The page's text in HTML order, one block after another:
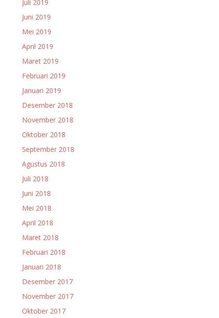
Juli 2019
Juni 2019
Mei 2019
April 2019
Maret 2019
Februari 2019
Januari 2019
Desember 2018
November 2018
Oktober 2018
September 2018
Agustus 2018
Juli 2018
Juni 2018
Mei 2018
April 2018
Maret 2018
Februari 2018
Januari 2018
Desember 2017
November 2017
Oktober 2017